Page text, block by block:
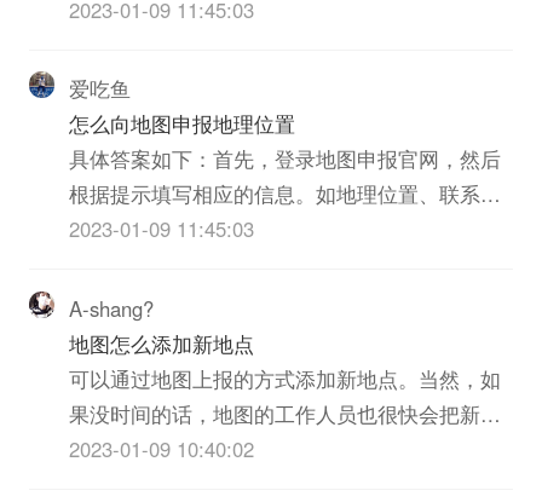
在个人中心界面，点击右侧我的指路人地图标注
心铺，进行入驻即可。
2023-01-09 11:45:03
爱吃鱼
怎么向地图申报地理位置
具体答案如下：首先，登录地图申报官网，然后
根据提示填写相应的信息。如地理位置、联系
人、联系方式以及详情介绍。之后，上传一些有
申报的地理位置。最后，递交申请表单并耐心等
待审核。如果审核通过，就可以将你所申报的地
理位置出现在地图上了。
2023-01-09 11:45:03
A-shang?
地图怎么添加新地点
可以通过地图上报的方式添加新地点。当然，如
果没时间的话，地图的工作人员也很快会把新地
点的位置上报过去的（内部新增活动）。
2023-01-09 10:40:02